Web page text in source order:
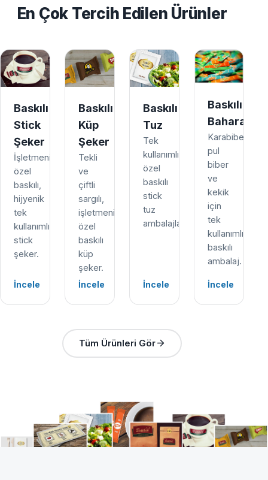
En Çok Tercih Edilen Ürünler
Baskılı
Stick
Şeker
İşletmenize
özel
baskılı,
hijyenik
tek
kullanımlık
stick
şeker.
İncele
Baskılı
Küp
Şeker
Tekli
ve
çiftli
sargılı,
işletmenize
özel
baskılı
küp
şeker.
İncele
Baskılı
Tuz
Tek
kullanımlık,
özel
baskılı
stick
tuz
ambalajları.
İncele
Baskılı
Baharat
Karabiber,
pul
biber
ve
kekik
için
tek
kullanımlık
baskılı
ambalaj.
İncele
Tüm Ürünleri Gör